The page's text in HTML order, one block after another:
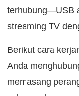
terhubung—USB
streaming TV
Berikut cara
Anda
memasang